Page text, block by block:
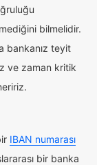
bilmelidir.
bankanız teyit
ve zaman kritik
IBAN numarası
bir banka